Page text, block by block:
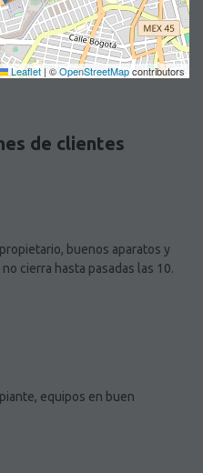
Leaflet | ©OpenStreetMapcontributors
de clientes
buenos aparatos y
cierra hasta pasadas las 10.
equipos en buen